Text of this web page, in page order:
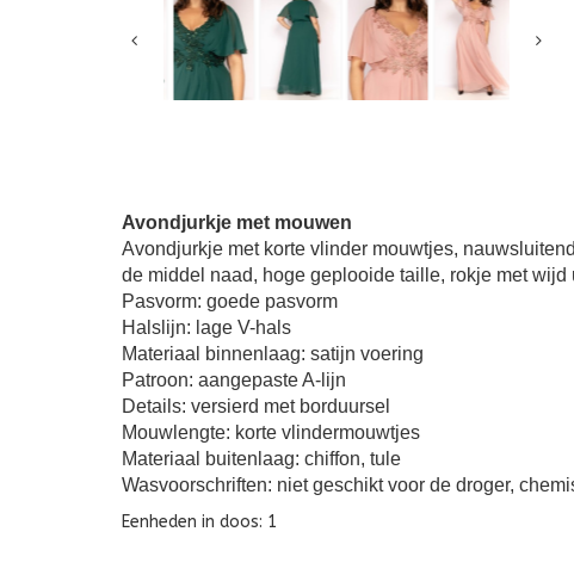
Avondjurkje met mouwen
Avondjurkje met korte vlinder mouwtjes,
de middel naad, hoge geplooide taille, rokje met
Pasvorm: goede pasvorm
Halslijn: lage V-hals
Materiaal binnenlaag: satijn voering
Patroon: aangepaste A-lijn
Details: versierd met borduursel
Mouwlengte: korte vlindermouwtjes
Materiaal buitenlaag: chiffon, tule
Wasvoorschriften: niet geschikt voor de droger,
Eenheden in doos: 1